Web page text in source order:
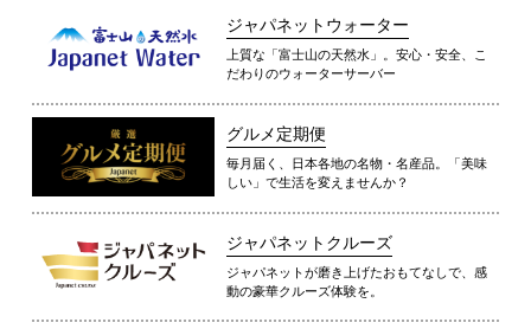
ジャパネットウォーター
上質な「富士山の天然水」。安心・安全、こ
だわりのウォーターサーバー
グルメ定期便
毎月届く、日本各地の名物・名産品。「美味
しい」で生活を変えませんか？
ジャパネットクルーズ
ジャパネットが磨き上げたおもてなしで、感
動の豪華クルーズ体験を。